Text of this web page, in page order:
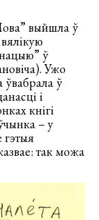
выйшла ў
ў
Ужо
ўвабрала ў
і
кнігі
– у
так можа